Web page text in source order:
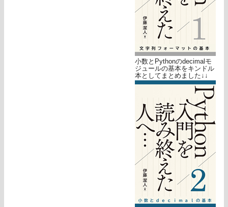
小数とPythonのdecimalモ
ジュールの基本をキンドル
本としてまとめました↓↓